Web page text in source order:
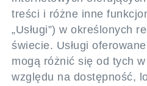
treści i różne inne
„Usługi”) w określonych
świecie. Usługi
mogą różnić się od tych
względu na dostępność,